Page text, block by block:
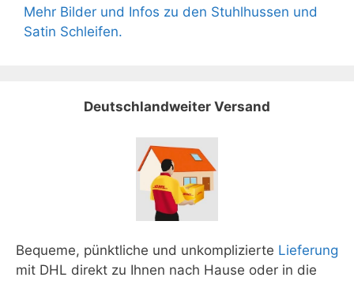
Mehr Bilder und Infos zu den Stuhlhussen und
Satin Schleifen.
Deutschlandweiter Versand
Bequeme, pünktliche und unkomplizierte Lieferung
mit DHL direkt zu Ihnen nach Hause oder in die